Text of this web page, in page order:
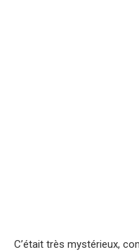
C’était très mystérieux,